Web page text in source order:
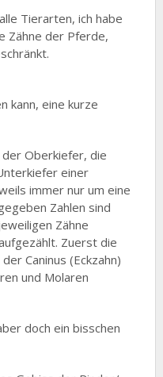
Tierarten, ich habe
Zähne der Pferde,
kann, eine kurze
Oberkiefer, die
einer
immer nur um eine
Zahlen sind
Zähne
Zuerst die
Caninus (Eckzahn)
und Molaren
doch ein bisschen